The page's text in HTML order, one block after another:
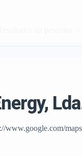
www.google.com/